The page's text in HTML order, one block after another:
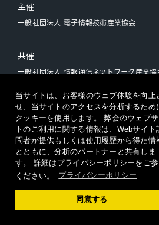
当サイトは、お客様のウェブ体験を向上
せ、当サイトのアクセスを分析するため
クッキーを使用します。 弊会のウェブサ
トのご利用に関する情報は、Webサイト
問者が提供もしくは使用履歴から得た情
とともに、分析のパートナーと共有しま
す。 詳細はプライバシーポリシーをご
ください。
プライバシーポリシー
同意する
主催
一般社団法人 電子情報技術産業協会
共催
一般社団法人 情報通信ネットワーク産業協
一般社団法人 ソフトウェア協会
運営
CEATEC 運営事務局
（一般社団法人日本エレクトロニクスショ
プライバシーポリ
Copyright 2023 CEATEC Organizing